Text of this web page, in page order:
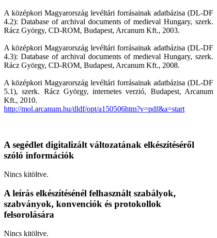
A középkori Magyarország levéltári forrásainak adatbázisa (DL-DF
4.2): Database of archival documents of medieval Hungary, szerk.
Rácz György, CD-ROM, Budapest, Arcanum Kft., 2003.
A középkori Magyarország levéltári forrásainak adatbázisa (DL-DF
4.3): Database of archival documents of medieval Hungary, szerk.
Rácz György, CD-ROM, Budapest, Arcanum Kft., 2008.
A középkori Magyarország levéltári forrásainak adatbázisa (DL-DF
5.1), szerk. Rácz György, internetes verzió, Budapest, Arcanum
Kft., 2010.
http://mol.arcanum.hu/dldf/opt/a150506htm?v=pdf&a=start
A segédlet digitalizált változatának elkészítéséről
szóló információk
Nincs kitöltve.
A leírás elkészítésénél felhasznált szabályok,
szabványok, konvenciók és protokollok
felsorolására
Nincs kitöltve.